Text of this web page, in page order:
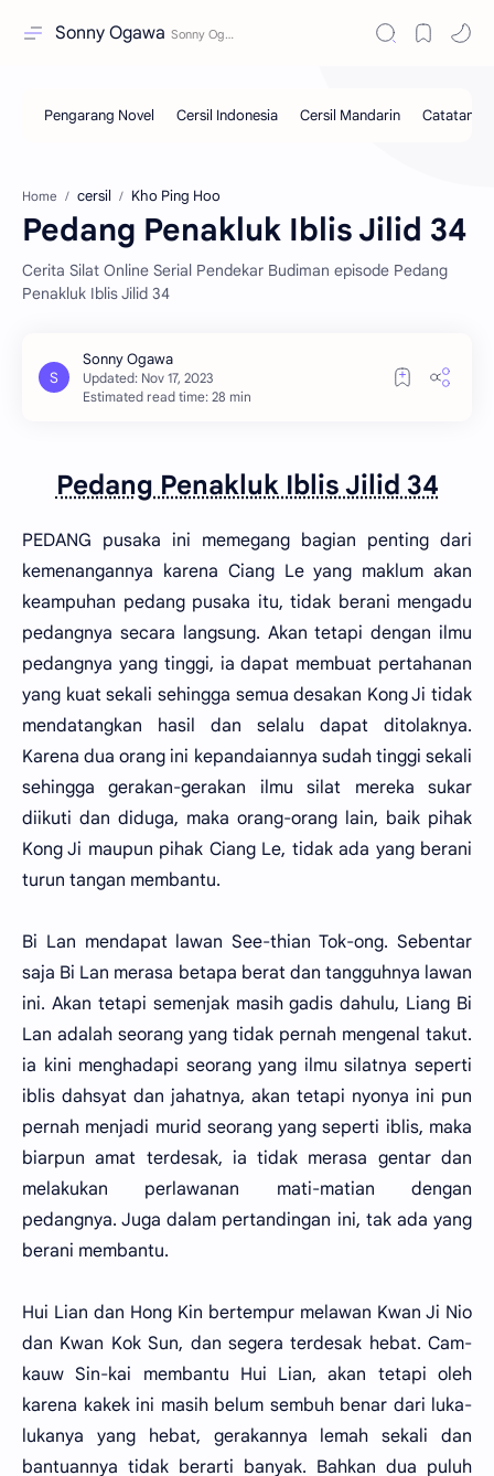
Sonny Ogawa
Home cersil Kho Ping Hoo
Pedang Penakluk Iblis Jilid 34
Cerita Silat Online Serial Pendekar Budiman episode Pedang
Penakluk Iblis Jilid 34
Estimated read time: 28 min
Pedang Penakluk Iblis Jilid 34
PEDANG pusaka ini memegang bagian penting dari
kemenangannya karena Ciang Le yang maklum akan
keampuhan pedang pusaka itu, tidak berani mengadu
pedangnya secara langsung. Akan tetapi dengan ilmu
pedangnya yang tinggi, ia dapat membuat pertahanan
yang kuat sekali sehingga semua desakan Kong Ji tidak
mendatangkan hasil dan selalu dapat ditolaknya.
Karena dua orang ini kepandaiannya sudah tinggi sekali
sehingga gerakan-gerakan ilmu silat mereka sukar
diikuti dan diduga, maka orang-orang lain, baik pihak
Kong Ji maupun pihak Ciang Le, tidak ada yang berani
turun tangan membantu.
Bi Lan mendapat lawan See-thian Tok-ong. Sebentar
saja Bi Lan merasa betapa berat dan tangguhnya lawan
ini. Akan tetapi semenjak masih gadis dahulu, Liang Bi
Lan adalah seorang yang tidak pernah mengenal takut.
ia kini menghadapi seorang yang ilmu silatnya seperti
iblis dahsyat dan jahatnya, akan tetapi nyonya ini pun
pernah menjadi murid seorang yang seperti iblis, maka
biarpun amat terdesak, ia tidak merasa gentar dan
melakukan perlawanan mati-matian dengan
pedangnya. Juga dalam pertandingan ini, tak ada yang
berani membantu.
Hui Lian dan Hong Kin bertempur melawan Kwan Ji Nio
dan Kwan Kok Sun, dan segera terdesak hebat. Cam-
kauw Sin-kai membantu Hui Lian, akan tetapi oleh
karena kakek ini masih belum sembuh benar dari luka-
lukanya yang hebat, gerakannya lemah sekali dan
bantuannya tidak berarti banyak. Bahkan dua puluh